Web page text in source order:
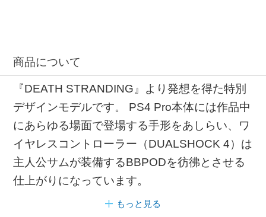
商品について
『DEATH STRANDING』より発想を得た特別
デザインモデルです。 PS4 Pro本体には作品中
にあらゆる場面で登場する手形をあしらい、ワ
イヤレスコントローラー（DUALSHOCK 4）は
主人公サムが装備するBBPODを彷彿とさせる
仕上がりになっています。
もっと見る